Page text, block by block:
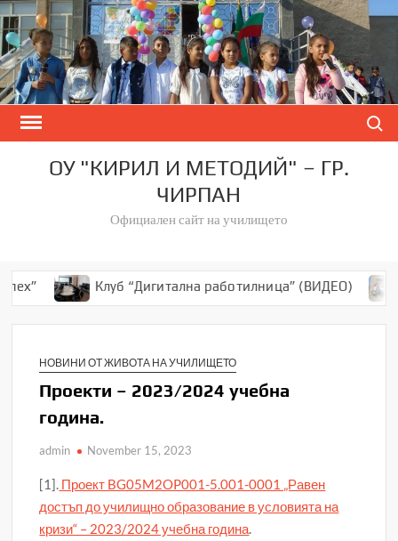
Skip
to
content
ОУ "КИРИЛ И МЕТОДИЙ" – ГР.
ЧИРПАН
Официален сайт на училището
Клуб “Дигитална работилница” (ВИДЕО)
НОВИНИ ОТ ЖИВОТА НА УЧИЛИЩЕТО
Проекти – 2023/2024 учебна
година.
admin November 15, 2023
[1]. Проект BG05M2OP001-5.001-0001 „Равен
достъп до училищно образование в условията на
кризи“ – 2023/2024 учебна година.